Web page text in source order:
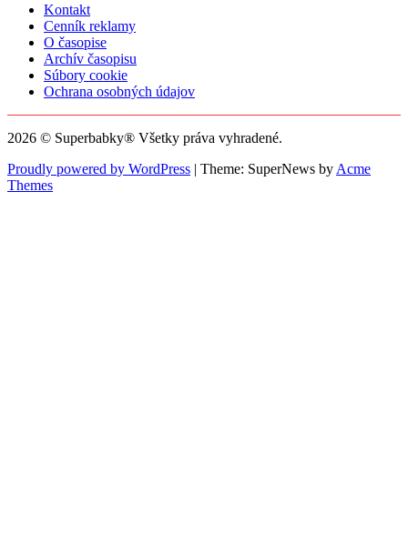
Kontakt
Cenník reklamy
O časopise
Archív časopisu
Súbory cookie
Ochrana osobných údajov
2026 © Superbabky® Všetky práva vyhradené.
Proudly powered by WordPress | Theme: SuperNews by Acme
Themes